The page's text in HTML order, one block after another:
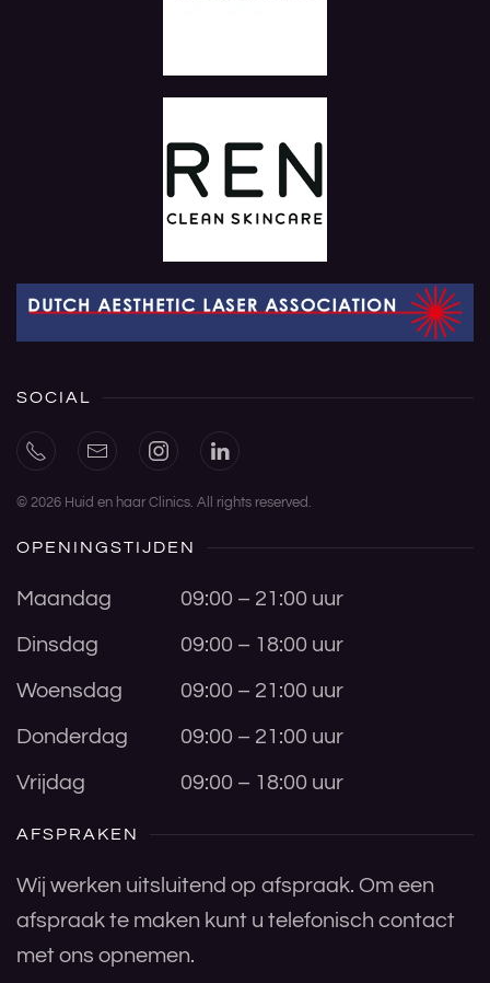
SOCIAL
© 2026 Huid en haar Clinics. All rights reserved.
OPENINGSTIJDEN
Maandag 09:00 – 21:00 uur
Dinsdag 09:00 – 18:00 uur
Woensdag 09:00 – 21:00 uur
Donderdag 09:00 – 21:00 uur
Vrijdag 09:00 – 18:00 uur
AFSPRAKEN
Wij werken uitsluitend op afspraak. Om een
afspraak te maken kunt u telefonisch contact
met ons opnemen.